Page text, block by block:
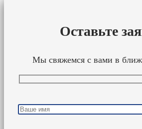
Оставьте
Мы свяжемся с вами в